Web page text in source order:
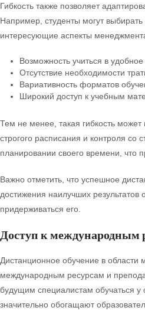
Гибкость также позволяет
Например, студенты могут выбирать
интересующие аспекты
Возможность учиться в удобное
Отсутствие необходимости
Вариативность форматов
Широкий доступ к учебным
Тем не менее, такая гибкость
строгого расписания и контроля со
планировании своего времени, что
Важно отметить, что успешное
достижения наилучших
придерживаться его.
Доступ к международным
Дистанционное обучение в области
международным ресурсам и
будущим специалистам обучаться
значительно обогащают